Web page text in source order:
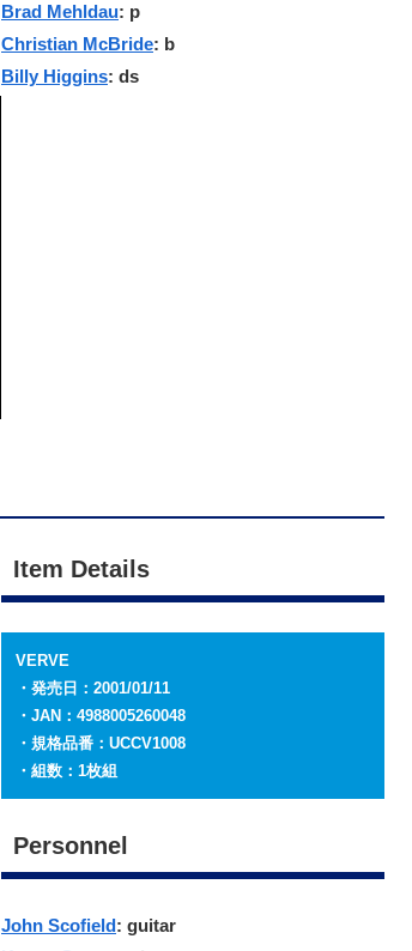
Brad Mehldau: p
Christian McBride: b
Billy Higgins: ds
Item Details
VERVE
・発売日：2001/01/11
・JAN：4988005260048
・規格品番：UCCV1008
・組数：1枚組
Personnel
John Scofield: guitar